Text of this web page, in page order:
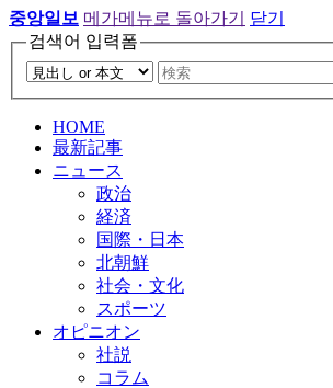
중앙일보 메가메뉴로 돌아가기
닫기
검색어 입력폼
HOME
最新記事
ニュース
政治
経済
国際・日本
北朝鮮
社会・文化
スポーツ
オピニオン
社説
コラム